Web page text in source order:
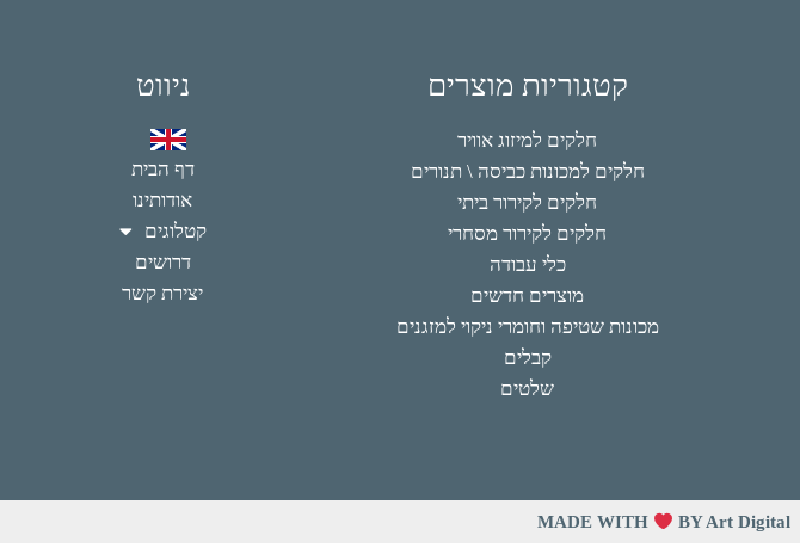
קטגוריות מוצרים
חלקים למיזוג אוויר
חלקים למכונות כביסה \ תנורים
חלקים לקירור ביתי
חלקים לקירור מסחרי
כלי עבודה
מוצרים חדשים
מכונות שטיפה וחומרי ניקוי למזגנים
קבלים
שלטים
ניווט
דף הבית
אודותינו
קטלוגים
דרושים
יצירת קשר
MADE WITH BY Art Digital